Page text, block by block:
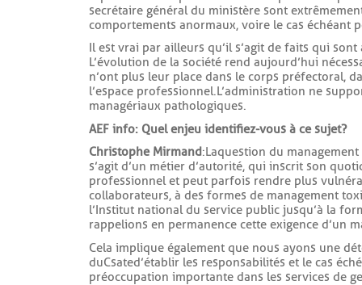
secrétaire général du ministère sont
comportements anormaux, voire le cas échéant
Il est vrai par ailleurs qu’il s’agit de faits qui
L’évolution de la société rend aujourd’hui
n’ont plus leur place dans le corps préfectoral,
l’espace professionnel. L’administration ne
managériaux pathologiques.
AEF info : Quel enjeu identifiez-vous à ce sujet ?
Christophe Mirmand: La question du
s’agit d’un métier d’autorité, qui inscrit son
professionnel et peut parfois rendre plus
collaborateurs, à des formes de management
l’Institut national du service public jusqu’à la
rappelions en permanence cette exigence d’un
Cela implique également que nous ayons une
du Csate d’établir les responsabilités et le cas
préoccupation importante dans les services de